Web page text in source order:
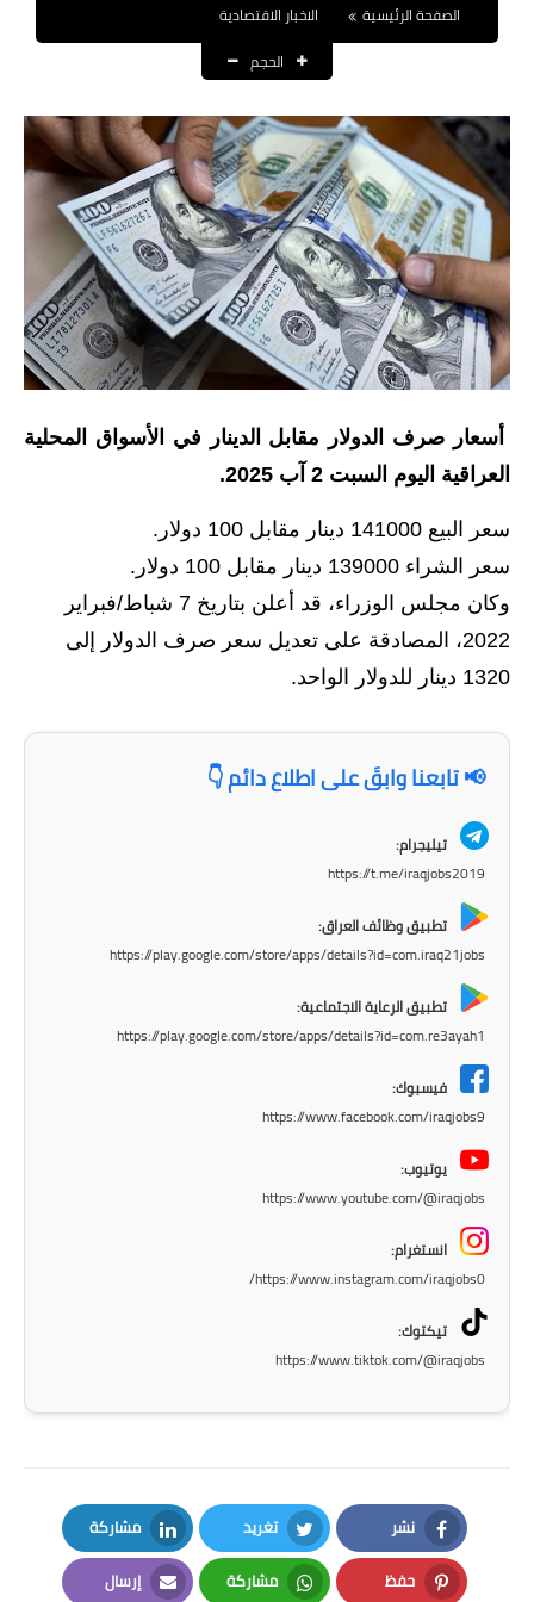
نتائج التعيينات
العقود والاجور اليومية
الرواتب والقروض
الرواتب
القروض والسلف
المنح المالية
قطع الاراضي
الاخبار السياسية
الاخبار الامنية
الاخبار الاقتصادية
الاخبار الرياضية
اخبار وقرارات وزارة التربية
نتائج الامتحانات
المرحلة الاعدادية
المرحلة الابتدائية
المرحلة المتوسطة
الصفحة الرئيسية
الاخبار الاقتصادية
الحجم
أسعار صرف الدولار مقابل الدينار في الأسواق المحلية
العراقية اليوم السبت 2 آب 2025.
سعر البيع 141000 دينار مقابل 100 دولار.
سعر الشراء 139000 دينار مقابل 100 دولار.
وكان مجلس الوزراء، قد أعلن بتاريخ 7 شباط/فبراير
2022، المصادقة على تعديل سعر صرف الدولار إلى
1320 دينار للدولار الواحد.
📢 تابعنا وابقَ على اطلاع دائم 👇
تيليجرام:
https://t.me/iraqjobs2019
تطبيق وظائف العراق:
https://play.google.com/store/apps/details?id=com.iraq21jobs
تطبيق الرعاية الاجتماعية:
https://play.google.com/store/apps/details?id=com.re3ayah1
فيسبوك:
https://www.facebook.com/iraqjobs9
يوتيوب:
https://www.youtube.com/@iraqjobs
انستغرام:
https://www.instagram.com/iraqjobs0/
تيكتوك:
https://www.tiktok.com/@iraqjobs
نشر
Facebook
تغريد
Twitter
مشاركة
LinkedIn
حفظ مشاركة إرسال